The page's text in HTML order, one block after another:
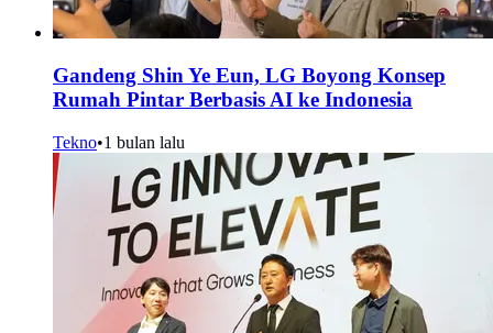
Gandeng Shin Ye Eun, LG Boyong Konsep
Rumah Pintar Berbasis AI ke Indonesia
Tekno•1 bulan lalu